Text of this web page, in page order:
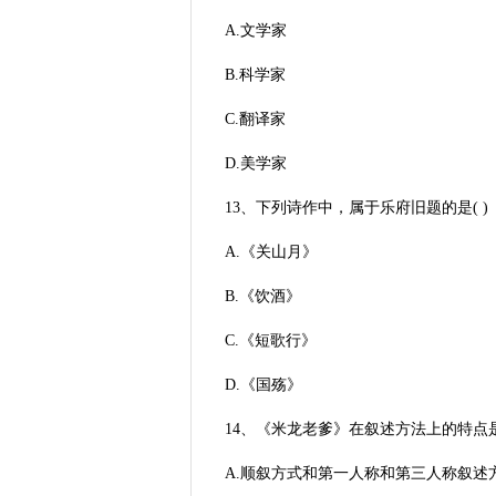
A.文学家
B.科学家
C.翻译家
D.美学家
13、下列诗作中，属于乐府旧题的是( )
A.《关山月》
B.《饮酒》
C.《短歌行》
D.《国殇》
14、《米龙老爹》在叙述方法上的特点
A.顺叙方式和第一人称和第三人称叙述